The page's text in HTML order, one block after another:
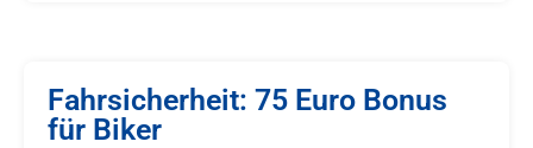
Fahrsicherheit: 75 Euro Bonus
für Biker